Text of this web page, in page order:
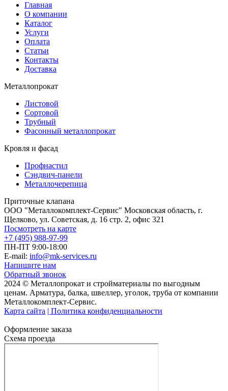
Главная
О компании
Каталог
Услуги
Оплата
Статьи
Контакты
Доставка
Металлопрокат
Листовой
Сортовой
Трубный
Фасонный металлопрокат
Кровля и фасад
Профнастил
Сэндвич-панели
Металлочерепица
Приточные клапана
ООО "Металлокомплект-Сервис" Московская область, г.
Щелково, ул. Советская, д. 16 стр. 2, офис 321
Посмотреть на карте
+7 (495) 988-97-99
ПН-ПТ 9:00-18:00
E-mail: info@mk-services.ru
Напишите нам
Обратный звонок
2024 © Металлопрокат и стройматериалы по выгодным
ценам. Арматура, балка, швеллер, уголок, труба от компании
Металлокомплект-Сервис.
Карта сайта | Политика конфиденциальности
Оформление заказа
Схема проезда